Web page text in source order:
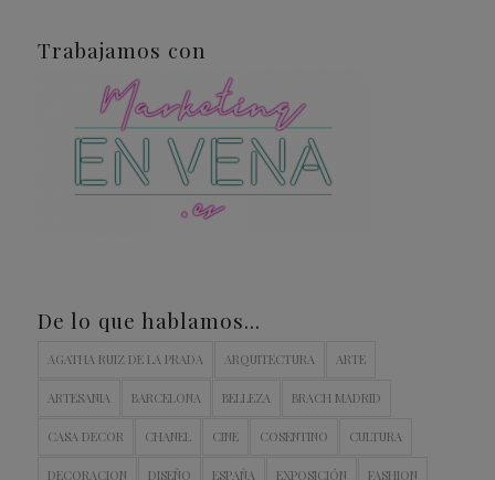
Trabajamos con
De lo que hablamos…
AGATHA RUIZ DE LA PRADA ARQUITECTURA ARTE
ARTESANIA BARCELONA BELLEZA BRACH MADRID
CASA DECOR CHANEL CINE COSENTINO CULTURA
DECORACION DISEÑO ESPAÑA EXPOSICIÓN FASHION